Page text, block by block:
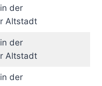
der
Altstadt
der
Altstadt
der